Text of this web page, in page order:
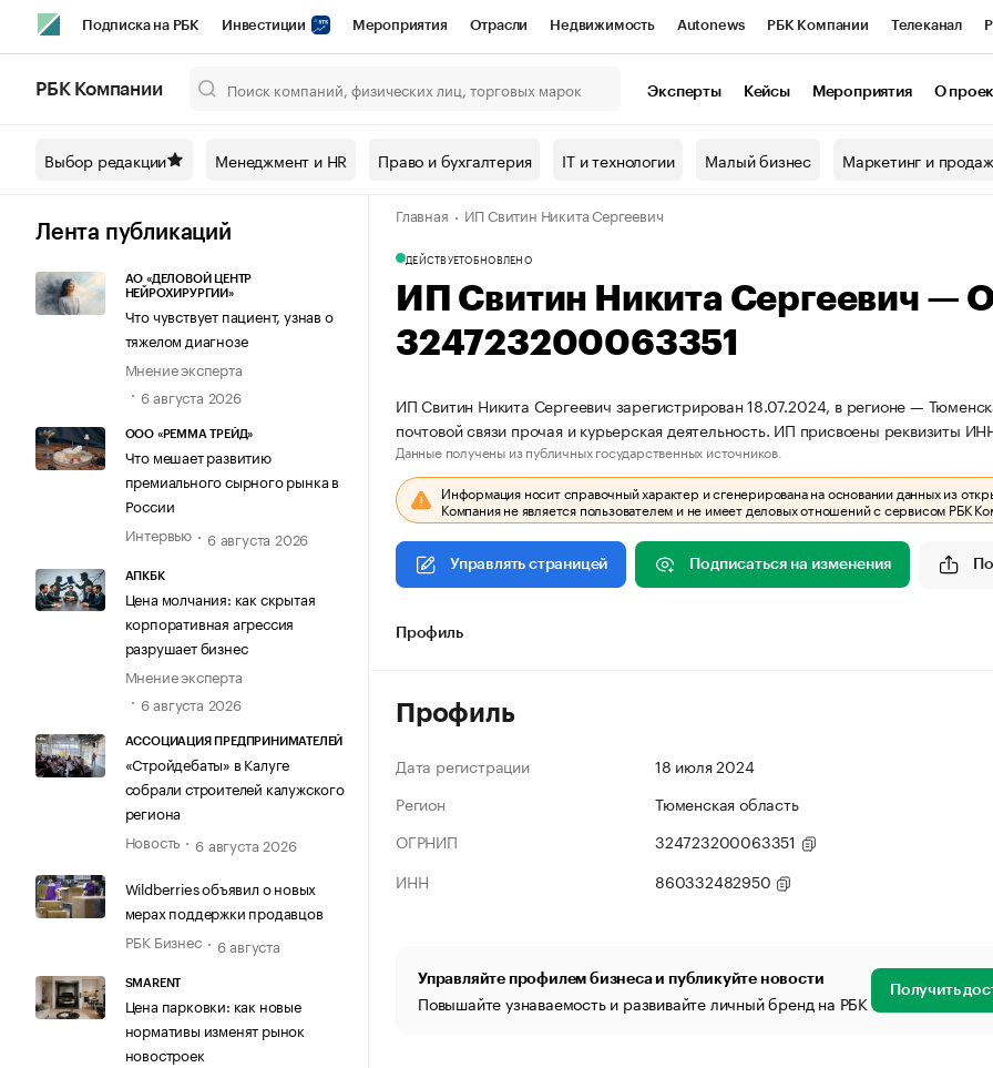
Подписка на РБК Инвестиции Мероприятия Отрасли Недвижимость Autonews РБК Компании Телеканал
Спецпроекты СПб Конференции СПб Спецпроекты Проверка контрагентов
Технологии и медиа Рынок наличной валюты
РБК Компании Эксперты Кейсы Мероприятия О
Выбор редакции Менеджмент и HR Право и бухгалтерия IT и технологии Малый бизнес Маркетинг и
Лента публикаций
АО «ДЕЛОВОЙ ЦЕНТР
НЕЙРОХИРУРГИИ»
Что чувствует пациент, узнав о
тяжелом диагнозе
Мнение эксперта
6 августа 2026
ООО «РЕММА ТРЕЙД»
Что мешает развитию
премиального сырного рынка в
России
Интервью
6 августа 2026
АПКБК
Цена молчания: как скрытая
корпоративная агрессия
разрушает бизнес
Мнение эксперта
6 августа 2026
АССОЦИАЦИЯ ПРЕДПРИНИМАТЕЛЕЙ
«Стройдебаты» в Калуге
собрали строителей калужского
региона
Новость
6 августа 2026
Wildberries объявил о новых
мерах поддержки продавцов
РБК Бизнес
6 августа
SMARENT
Цена парковки: как новые
нормативы изменят рынок
новостроек
Главная ИП Свитин Никита Сергеевич
ДЕЙСТВУЕТОБНОВЛЕНО
ИП Свитин Никита Сергеевич —
324723200063351
ИП Свитин Никита Сергеевич зарегистрирован 18.07.2024, в регионе —
почтовой связи прочая и курьерская деятельность. ИП присвоены
Данные получены из публичных государственных источников.
Информация носит справочный характер и сгенерирована на основании данных из
Компания не является пользователем и не имеет деловых отношений с сервисом РБК
Управлять страницей Подписаться на изменения
Профиль
Профиль
Дата регистрации
18 июля 2024
Регион
Тюменская область
ОГРНИП
324723200063351
ИНН
860332482950
Управляйте профилем бизнеса и публикуйте новости
Повышайте узнаваемость и развивайте личный бренд на РБК Получить